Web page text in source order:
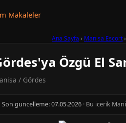
Makaleler
Ana Sayfa › Manisa Escort›
Özgü El
/ Gördes
Son guncelleme:07.05.2026 · Bu icerik